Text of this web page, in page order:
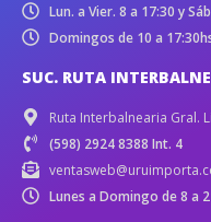
Lun. a Vier. 8 a 17:30 y
Domingos de 10 a
SUC. RUTA
Ruta Interbalnearia Gral.
(598) 2924 8388 Int. 4
Lunes a Domingo de 8 a